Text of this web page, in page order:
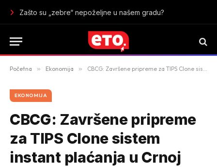
Domaća pita sa sirom – jednostavan doručak sa ukusom
Početna » Ekonomija » CBCG: Završene pripreme za TIPS Clone sistem instant plaćanja u Crnoj Gori, početak planiran za 20. jul
EKONOMIJA
CBCG: Završene pripreme
za TIPS Clone sistem
instant plaćanja u Crnoj